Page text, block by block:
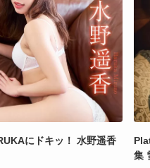
にドキッ！ 水野遥香
集